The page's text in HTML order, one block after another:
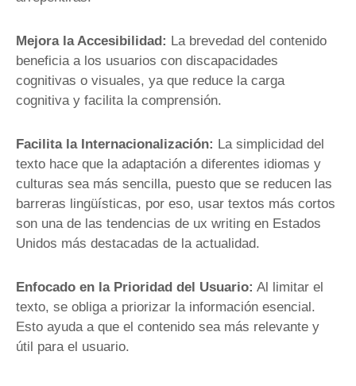
Mejora la Accesibilidad: La brevedad del contenido
beneficia a los usuarios con discapacidades
cognitivas o visuales, ya que reduce la carga
cognitiva y facilita la comprensión.
Facilita la Internacionalización: La simplicidad del
texto hace que la adaptación a diferentes idiomas y
culturas sea más sencilla, puesto que se reducen las
barreras lingüísticas, por eso, usar textos más cortos
son una de las tendencias de ux writing en Estados
Unidos más destacadas de la actualidad.
Enfocado en la Prioridad del Usuario: Al limitar el
texto, se obliga a priorizar la información esencial.
Esto ayuda a que el contenido sea más relevante y
útil para el usuario.